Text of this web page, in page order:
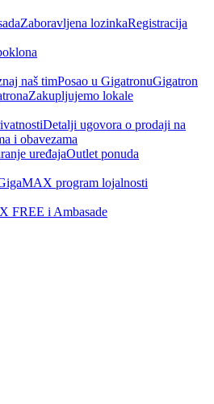
Zaboravljena lozinkaRegistracija
naš timPosao u GigatronuGigatron
Zakupljujemo lokale
Detalji ugovora o prodaji na
i obavezama
uređajaOutlet ponuda
program lojalnosti
FREE i Ambasade